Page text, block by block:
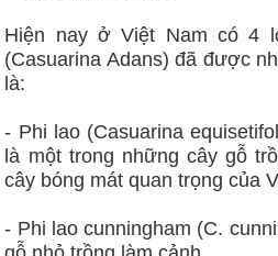
Hiện nay ở Việt Nam có 4
(Casuarina Adans) đã được
là:
- Phi lao (Casuarina
là một trong những cây gỗ
cây bóng mát quan trọng của
- Phi lao cunningham (C.